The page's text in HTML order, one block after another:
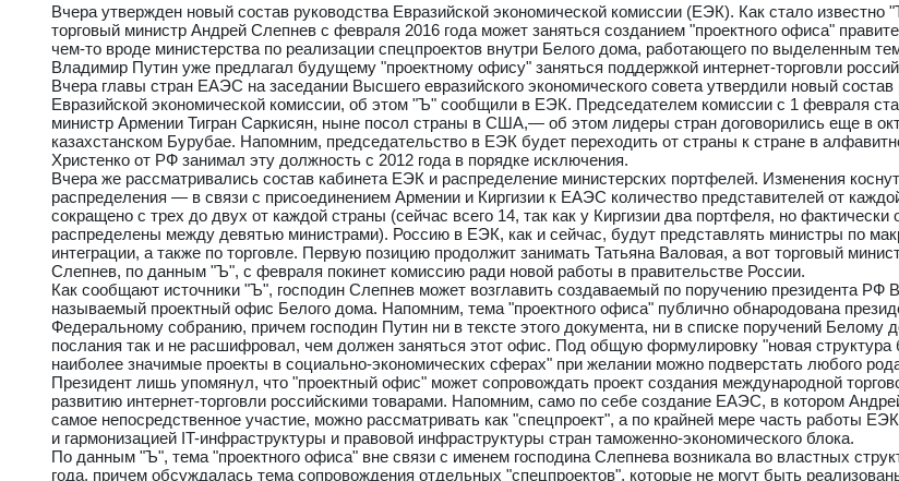
Вчера утвержден новый состав руководства Евразийской экономической комиссии (ЕЭК). Как стало
торговый министр Андрей Слепнев с февраля 2016 года может заняться созданием "проектного офиса"
чем-то вроде министерства по реализации спецпроектов внутри Белого дома, работающего по выделенным
Владимир Путин уже предлагал будущему "проектному офису" заняться поддержкой интернет-торговли
Вчера главы стран ЕАЭС на заседании Высшего евразийского экономического совета утвердили новый состав
Евразийской экономической комиссии, об этом "Ъ" сообщили в ЕЭК. Председателем комиссии с 1 февраля
министр Армении Тигран Саркисян, ныне посол страны в США,— об этом лидеры стран договорились еще в
казахстанском Бурубае. Напомним, председательство в ЕЭК будет переходить от страны к стране в
Христенко от РФ занимал эту должность с 2012 года в порядке исключения.
Вчера же рассматривались состав кабинета ЕЭК и распределение министерских портфелей. Изменения
распределения — в связи с присоединением Армении и Киргизии к ЕАЭС количество представителей от
сокращено с трех до двух от каждой страны (сейчас всего 14, так как у Киргизии два портфеля, но фактически
распределены между девятью министрами). Россию в ЕЭК, как и сейчас, будут представлять министры по
интеграции, а также по торговле. Первую позицию продолжит занимать Татьяна Валовая, а вот торговый
Слепнев, по данным "Ъ", с февраля покинет комиссию ради новой работы в правительстве России.
Как сообщают источники "Ъ", господин Слепнев может возглавить создаваемый по поручению президента РФ
называемый проектный офис Белого дома. Напомним, тема "проектного офиса" публично обнародована
Федеральному собранию, причем господин Путин ни в тексте этого документа, ни в списке поручений Белому
послания так и не расшифровал, чем должен заняться этот офис. Под общую формулировку "новая структура
наиболее значимые проекты в социально-экономических сферах" при желании можно подверстать любого
Президент лишь упомянул, что "проектный офис" может сопровождать проект создания международной
развитию интернет-торговли российскими товарами. Напомним, само по себе создание ЕАЭС, в котором
самое непосредственное участие, можно рассматривать как "спецпроект", а по крайней мере часть работы
и гармонизацией IT-инфраструктуры и правовой инфраструктуры стран таможенно-экономического блока.
По данным "Ъ", тема "проектного офиса" вне связи с именем господина Слепнева возникала во властных
года, причем обсуждалась тема сопровождения отдельных "спецпроектов", которые не могут быть